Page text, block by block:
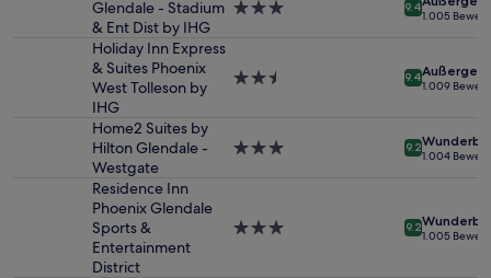
2 Erwachsenen
gefunden
Verfügbarkeiten
zusätzliche
Bedingungen
Glendale - Stadium
& Ent Dist by IHG
3.0-
9.4
1.005
Holiday Inn Express
& Suites Phoenix
West Tolleson by
IHG
2.5-
9.4
1.009
Home2 Suites by
Hilton Glendale -
Westgate
3.0-
9.2
1.004
Residence Inn
Phoenix Glendale
Sports &
Entertainment
District
3.0-
9.2
1.005